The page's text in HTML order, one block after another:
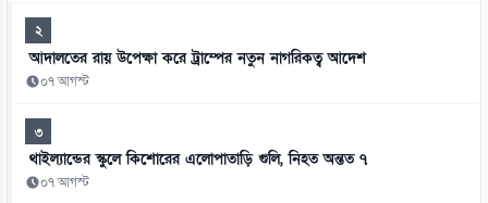
২
আদালতের রায় উপেক্ষা করে ট্রাম্পের নতুন নাগরিকত্ব আদেশ
০৭ আগস্ট
৩
থাইল্যান্ডের স্কুলে কিশোরের এলোপাতাড়ি গুলি, নিহত অন্তত ৭
০৭ আগস্ট